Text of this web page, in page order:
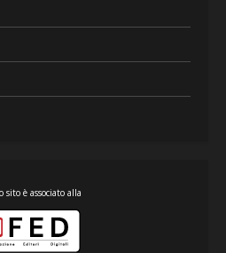
sito è associato alla